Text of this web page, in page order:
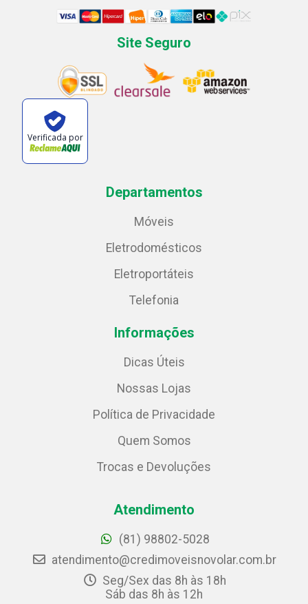
Site Seguro
Verificada por
Departamentos
Móveis
Eletrodomésticos
Eletroportáteis
Telefonia
Informações
Dicas Úteis
Nossas Lojas
Política de Privacidade
Quem Somos
Trocas e Devoluções
Atendimento
(81) 98802-5028
atendimento@credimoveisnovolar.com.br
Seg/Sex das 8h às 18h
Sáb das 8h às 12h